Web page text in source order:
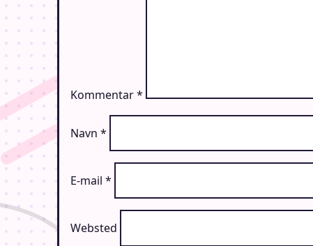
Kommentar*
Navn *
E-mail *
Websted